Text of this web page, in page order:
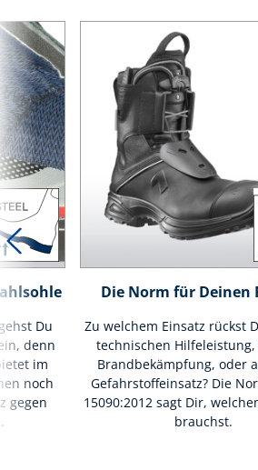
Du
denn
im
noch
gegen
Die Norm für Deinen
Zu welchem Einsatz rückst
technischen
Brandbekämpfung, oder
Gefahrstoffeinsatz? Die
15090:2012 sagt Dir,
brauchst.